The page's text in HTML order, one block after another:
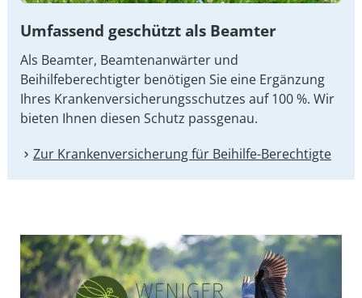
Umfassend geschützt als Beamter
Als Beamter, Beamtenanwärter und
Beihilfeberechtigter benötigen Sie eine Ergänzung
Ihres Kran­ken­ver­si­che­rungs­schut­zes auf 100 %. Wir
bieten Ihnen diesen Schutz passgenau.
Zur Kranken­versicherung für Beihilfe-Berechtigte